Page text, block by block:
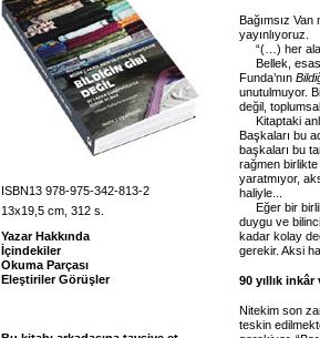
ISBN13 978-975-342-813-2
13x19,5 cm, 312 s.
Yazar Hakkında
İçindekiler
Okuma Parçası
Eleştiriler Görüşler
Bağımsız
yayınlıyoruz.
“(…) her
Bellek,
Funda’nın
unutulmuyor.
değil,
Kitaptaki
Başkaları bu
başkaları bu
rağmen
yaratmıyor,
haliyle...
Eğer bir
duygu ve
kadar kolay
gerekir. Aksi
90 yıllık inkâr
Nitekim son
teskin